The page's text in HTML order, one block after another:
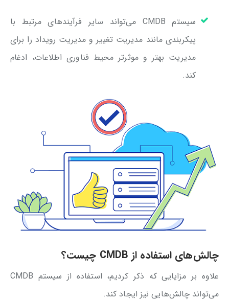
سیستم CMDB می‌تواند سایر فرآیندهای مرتبط با
پیکربندی مانند مدیریت تغییر و مدیریت رویداد را برای
مدیریت بهتر و موثرتر محیط فناوری اطلاعات، ادغام
کند.
چالش‌های استفاده از CMDB چیست؟
علاوه بر مزایایی که ذکر کردیم، استفاده از سیستم CMDB
می‌تواند چالش‌هایی نیز ایجاد کند.